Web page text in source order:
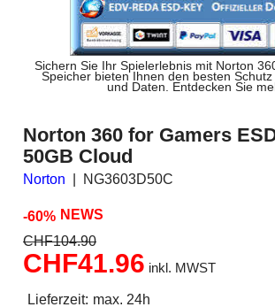
Sichern Sie Ihr Spielerlebnis mit Norton
Speicher bieten Ihnen den besten
und Daten. Entdecken Sie
Norton 360 for Gamers
50GB Cloud
Norton NG3603D50C
-60% NEWS
CHF104.90
CHF41.96 inkl. MWST
Lieferzeit: max. 24h